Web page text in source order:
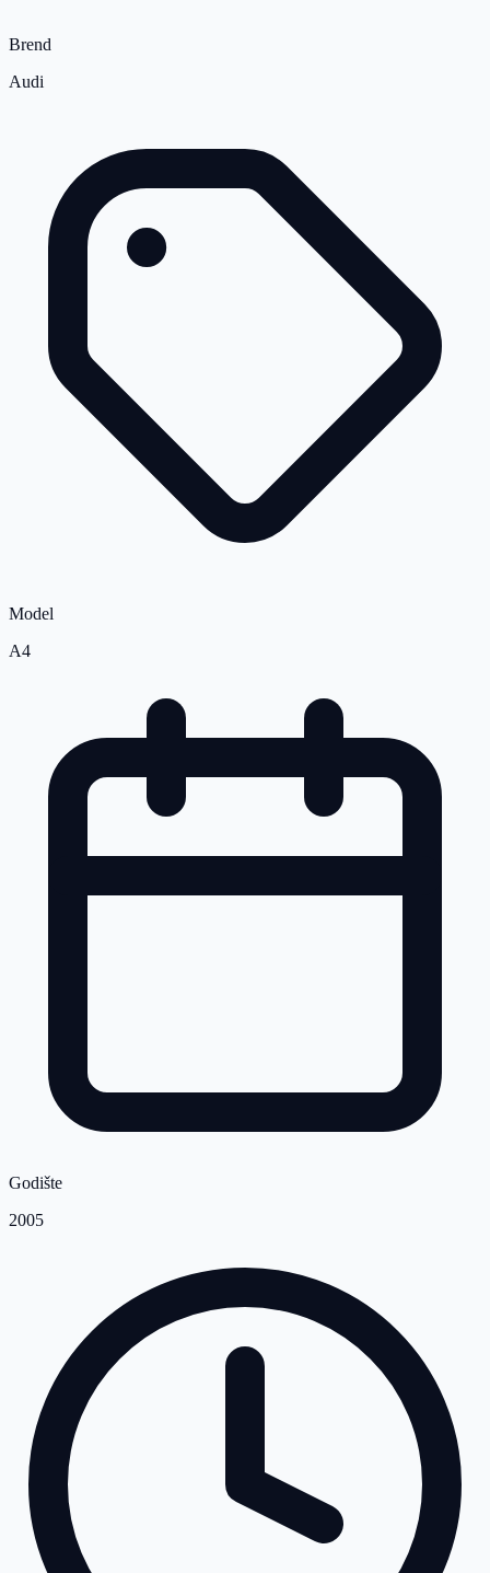
Brend
Audi
Model
A4
Godište
2005